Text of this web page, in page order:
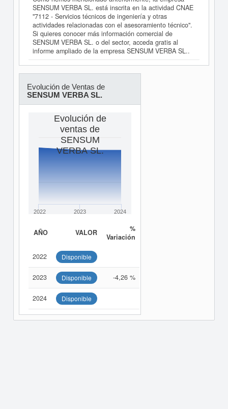
SENSUM VERBA SL. está inscrita en la actividad CNAE
"7112 - Servicios técnicos de ingeniería y otras
actividades relacionadas con el asesoramiento técnico".
Si quieres conocer más información comercial de
SENSUM VERBA SL. o del sector, acceda gratis al
informe ampliado de la empresa SENSUM VERBA SL..
Evolución de Ventas de
SENSUM VERBA SL.
Evolución de
ventas de
SENSUM
VERBA SL.
2022 2023 2024
AÑO VALOR
%
Variación
2022 Disponible
2023 Disponible -4,26 %
2024 Disponible